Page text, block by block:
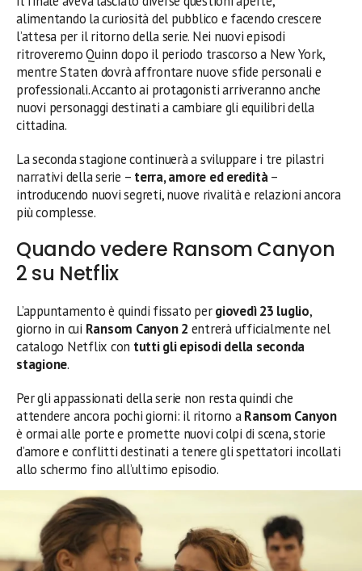
alimentando la curiosità del pubblico e facendo crescere
l’attesa per il ritorno della serie. Nei nuovi episodi
ritroveremo Quinn dopo il periodo trascorso a New York,
mentre Staten dovrà affrontare nuove sfide personali e
professionali. Accanto ai protagonisti arriveranno anche
nuovi personaggi destinati a cambiare gli equilibri della
cittadina.
La seconda stagione continuerà a sviluppare i tre pilastri
narrativi della serie – terra, amore ed eredità–
introducendo nuovi segreti, nuove rivalità e relazioni ancora
più complesse.
Quando vedere Ransom Canyon
2 su Netflix
L’appuntamento è quindi fissato pergiovedì 23 luglio,
giorno in cui Ransom Canyon 2 entrerà ufficialmente nel
catalogo Netflix con tutti gli episodi della seconda
stagione.
Per gli appassionati della serie non resta quindi che
attendere ancora pochi giorni: il ritorno aRansom Canyon
è ormai alle porte e promette nuovi colpi di scena, storie
d’amore e conflitti destinati a tenere gli spettatori incollati
allo schermo fino all’ultimo episodio.